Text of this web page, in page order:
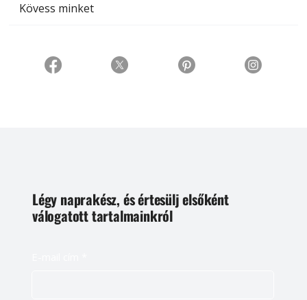
Kövess minket
Légy naprakész, és értesülj elsőként
válogatott tartalmainkról